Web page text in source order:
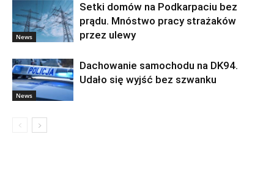
News
Setki domów na Podkarpaciu bez
prądu. Mnóstwo pracy strażaków
przez ulewy
News
Dachowanie samochodu na DK94.
Udało się wyjść bez szwanku